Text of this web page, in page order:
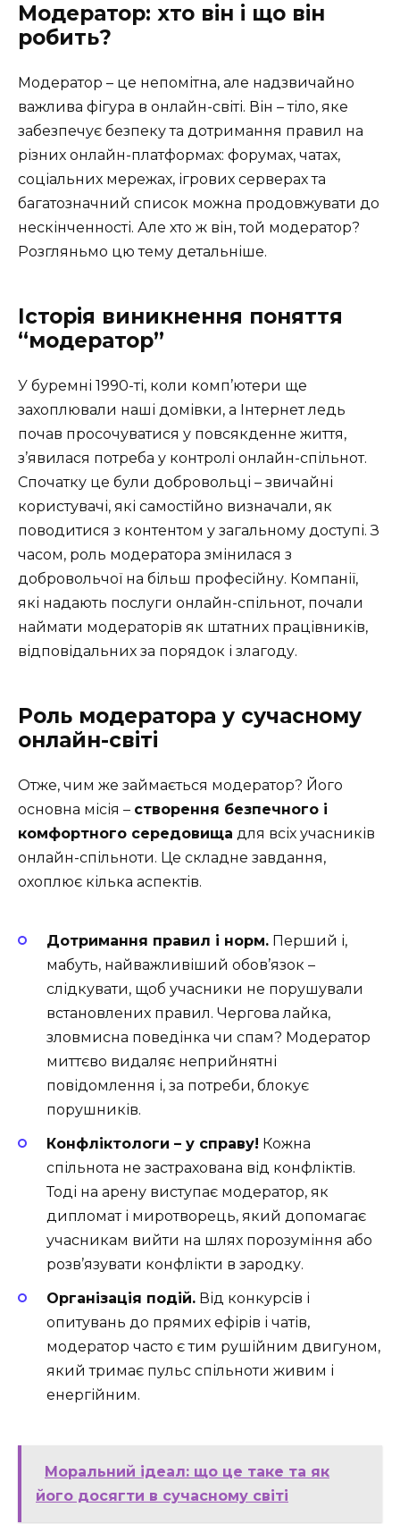
Модератор: хто він і що він
робить?
Модератор – це непомітна, але надзвичайно
важлива фігура в онлайн-світі. Він – тіло, яке
забезпечує безпеку та дотримання правил на
різних онлайн-платформах: форумах, чатах,
соціальних мережах, ігрових серверах та
багатозначний список можна продовжувати до
нескінченності. Але хто ж він, той модератор?
Розгляньмо цю тему детальніше.
Історія виникнення поняття
“модератор”
У буремні 1990-ті, коли комп’ютери ще
захоплювали наші домівки, а Інтернет ледь
почав просочуватися у повсякденне життя,
з’явилася потреба у контролі онлайн-спільнот.
Спочатку це були добровольці – звичайні
користувачі, які самостійно визначали, як
поводитися з контентом у загальному доступі. З
часом, роль модератора змінилася з
добровольчої на більш професійну. Компанії,
які надають послуги онлайн-спільнот, почали
наймати модераторів як штатних працівників,
відповідальних за порядок і злагоду.
Роль модератора у сучасному
онлайн-світі
Отже, чим же займається модератор? Його
основна місія – створення безпечного і
комфортного середовища для всіх учасників
онлайн-спільноти. Це складне завдання,
охоплює кілька аспектів.
Дотримання правил і норм. Перший і,
мабуть, найважливіший обов’язок –
слідкувати, щоб учасники не порушували
встановлених правил. Чергова лайка,
зловмисна поведінка чи спам? Модератор
миттєво видаляє неприйнятні
повідомлення і, за потреби, блокує
порушників.
Конфліктологи – у справу! Кожна
спільнота не застрахована від конфліктів.
Тоді на арену виступає модератор, як
дипломат і миротворець, який допомагає
учасникам вийти на шлях порозуміння або
розв’язувати конфлікти в зародку.
Організація подій. Від конкурсів і
опитувань до прямих ефірів і чатів,
модератор часто є тим рушійним двигуном,
який тримає пульс спільноти живим і
енергійним.
Моральний ідеал: що це таке та як
його досягти в сучасному світі